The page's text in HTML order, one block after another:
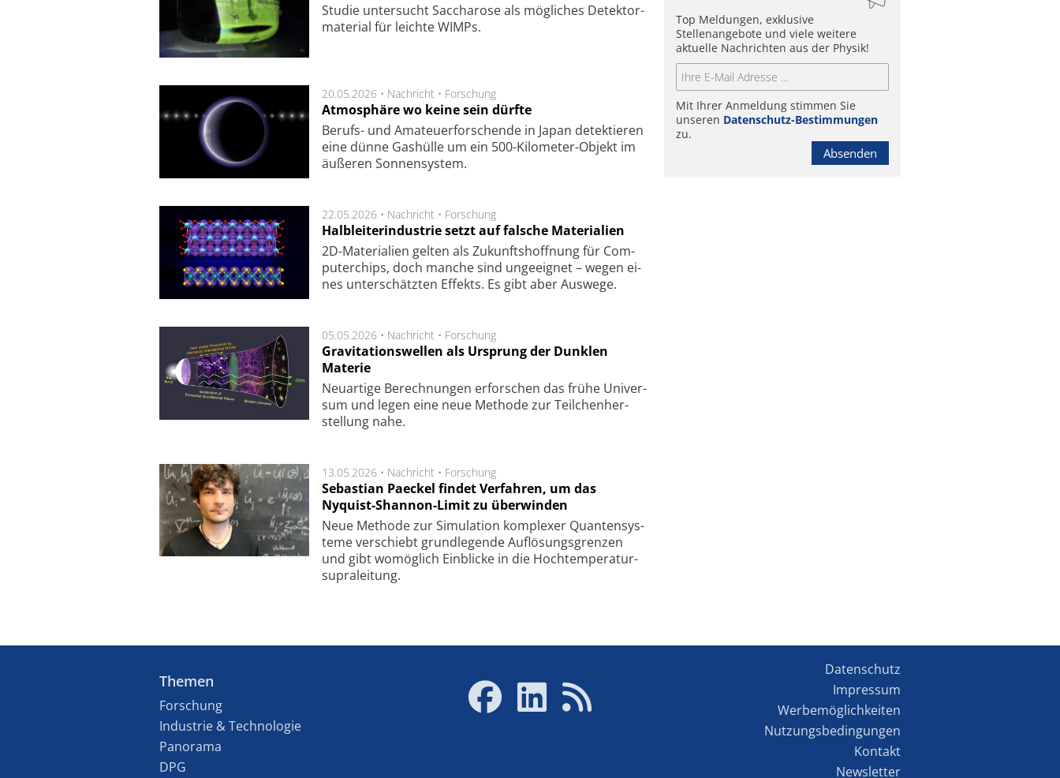
Studie unter­sucht Saccha­ro­se als mög­li­ches De­tek­tor­
ma­te­rial für leich­te WIMPs.
20.05.2026 • Nachricht • Forschung
Atmosphäre wo keine sein dürfte
Berufs- und Ama­teuer­for­schen­de in Japan de­tek­tie­ren
eine dün­ne Gas­hül­le um ein 500-Kilo­meter-Objekt im
äu­ße­ren Son­nen­sys­tem.
22.05.2026 • Nachricht • Forschung
Halbleiterindustrie setzt auf falsche Materialien
2D-Mate­ri­a­li­en gel­ten als Zu­kunfts­hoff­nung für Com­
pu­ter­chips, doch man­che sind un­ge­eig­net – we­gen ei­
nes un­ter­schätz­ten Ef­fekts. Es gibt aber Aus­we­ge.
05.05.2026 • Nachricht • Forschung
Gravitationswellen als Ursprung der Dunklen
Materie
Neu­artige Be­rech­nung­en er­for­schen das frü­he Uni­ver­
sum und legen eine neue Me­tho­de zur Teil­chen­her­
stel­lung nahe.
13.05.2026 • Nachricht • Forschung
Sebastian Paeckel findet Verfahren, um das
Nyquist-Shannon-Limit zu überwinden
Neue Methode zur Simu­la­tion kom­ple­xer Quan­ten­sys­
te­me ver­schiebt grund­le­gen­de Auf­lösungs­gren­zen
und gibt wo­mög­lich Ein­blicke in die Hoch­tempe­ra­tur­
supra­lei­tung.
Top Meldungen, exklusive
Stellenangebote und viele weitere
aktuelle Nachrichten aus der Physik!
Mit Ihrer Anmeldung stimmen Sie
unseren Datenschutz-Bestimmungen
zu.
Absenden
Themen
Forschung
Industrie & Technologie
Panorama
DPG
Datenschutz
Impressum
Werbemöglichkeiten
Nutzungsbedingungen
Kontakt
Newsletter